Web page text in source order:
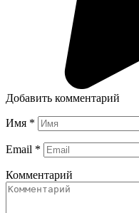
Добавить комментарий
Имя *
Email *
Комментарий